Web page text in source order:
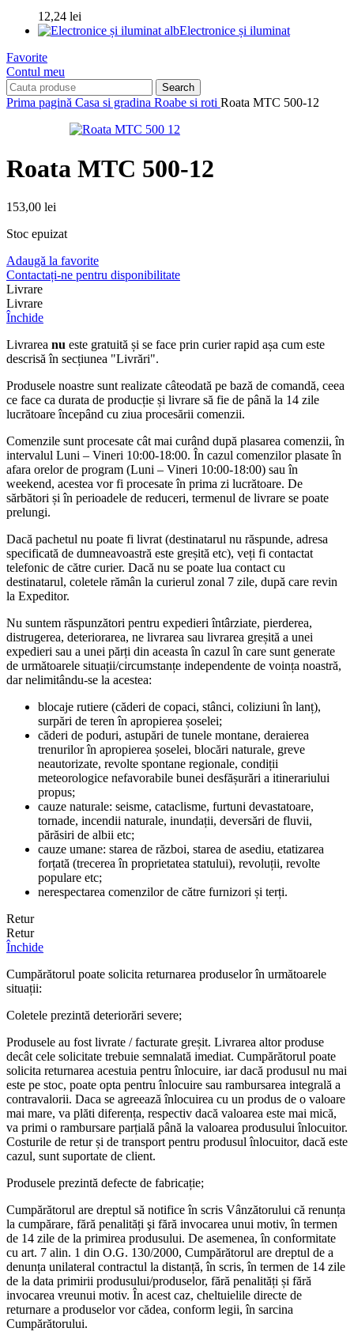
12,24 lei
Electronice și iluminat
Favorite
Contul meu
Search
Prima pagină Casa si gradina Roabe si roti Roata MTC 500-12
Roata MTC 500-12
153,00 lei
Stoc epuizat
Adaugă la favorite
Contactați-ne pentru disponibilitate
Livrare
Livrare
Închide
Livrarea nu este gratuită și se face prin curier rapid așa cum este
descrisă în secțiunea "Livrări".
Produsele noastre sunt realizate câteodată pe bază de comandă, ceea
ce face ca durata de producție și livrare să fie de până la 14 zile
lucrătoare începând cu ziua procesării comenzii.
Comenzile sunt procesate cât mai curând după plasarea comenzii, în
intervalul Luni – Vineri 10:00-18:00. În cazul comenzilor plasate în
afara orelor de program (Luni – Vineri 10:00-18:00) sau în
weekend, acestea vor fi procesate în prima zi lucrătoare. De
sărbători și în perioadele de reduceri, termenul de livrare se poate
prelungi.
Dacă pachetul nu poate fi livrat (destinatarul nu răspunde, adresa
specificată de dumneavoastră este greșită etc), veți fi contactat
telefonic de către curier. Dacă nu se poate lua contact cu
destinatarul, coletele rămân la curierul zonal 7 zile, după care revin
la Expeditor.
Nu suntem răspunzători pentru expedieri întârziate, pierderea,
distrugerea, deteriorarea, ne livrarea sau livrarea greșită a unei
expedieri sau a unei părți din aceasta în cazul în care sunt generate
de următoarele situații/circumstanțe independente de voința noastră,
dar nelimitându-se la acestea:
blocaje rutiere (căderi de copaci, stânci, coliziuni în lanț),
surpări de teren în apropierea șoselei;
căderi de poduri, astupări de tunele montane, deraierea
trenurilor în apropierea șoselei, blocări naturale, greve
neautorizate, revolte spontane regionale, condiții
meteorologice nefavorabile bunei desfășurări a itinerariului
propus;
cauze naturale: seisme, cataclisme, furtuni devastatoare,
tornade, incendii naturale, inundații, deversări de fluvii,
părăsiri de albii etc;
cauze umane: starea de război, starea de asediu, etatizarea
forțată (trecerea în proprietatea statului), revoluții, revolte
populare etc;
nerespectarea comenzilor de către furnizori și terți.
Retur
Retur
Închide
Cumpărătorul poate solicita returnarea produselor în următoarele
situații:
Coletele prezintă deteriorări severe;
Produsele au fost livrate / facturate greșit. Livrarea altor produse
decât cele solicitate trebuie semnalată imediat. Cumpărătorul poate
solicita returnarea acestuia pentru înlocuire, iar dacă produsul nu mai
este pe stoc, poate opta pentru înlocuire sau rambursarea integrală a
contravalorii. Daca se agreează înlocuirea cu un produs de o valoare
mai mare, va plăti diferența, respectiv dacă valoarea este mai mică,
va primi o rambursare parțială până la valoarea produsului înlocuitor.
Costurile de retur și de transport pentru produsul înlocuitor, dacă este
cazul, sunt suportate de client.
Produsele prezintă defecte de fabricație;
Cumpărătorul are dreptul să notifice în scris Vânzătorului că renunța
la cumpărare, fără penalități şi fără invocarea unui motiv, în termen
de 14 zile de la primirea produsului. De asemenea, în conformitate
cu art. 7 alin. 1 din O.G. 130/2000, Cumpărătorul are dreptul de a
denunța unilateral contractul la distanță, în scris, în termen de 14 zile
de la data primirii produsului/produselor, fără penalități și fără
invocarea vreunui motiv. În acest caz, cheltuielile directe de
returnare a produselor vor cădea, conform legii, în sarcina
Cumpărătorului.